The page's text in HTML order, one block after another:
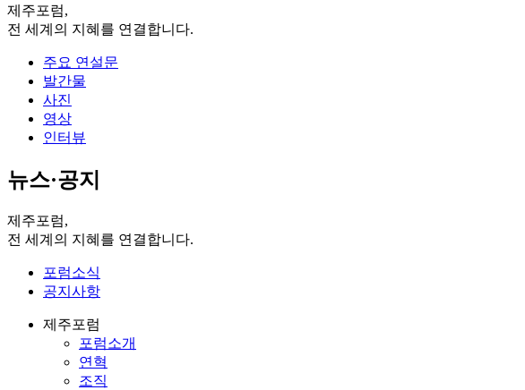
제주포럼,
전 세계의 지혜를 연결합니다.
주요 연설문
발간물
사진
영상
인터뷰
뉴스·공지
제주포럼,
전 세계의 지혜를 연결합니다.
포럼소식
공지사항
제주포럼
포럼소개
연혁
조직